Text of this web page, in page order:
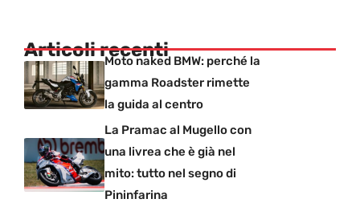
Articoli recentiMoto naked BMW: perché la
gamma Roadster rimette
la guida al centro
La Pramac al Mugello con
una livrea che è già nel
mito: tutto nel segno di
Pininfarina